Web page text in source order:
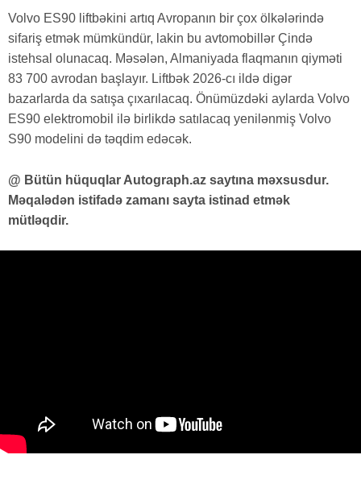
Volvo ES90 liftbəkini artıq Avropanın bir çox ölkələrində
sifariş etmək mümkündür, lakin bu avtomobillər Çində
istehsal olunacaq. Məsələn, Almaniyada flaqmanın qiyməti
83 700 avrodan başlayır. Liftbək 2026-cı ildə digər
bazarlarda da satışa çıxarılacaq. Önümüzdəki aylarda Volvo
ES90 elektromobil ilə birlikdə satılacaq yenilənmiş Volvo
S90 modelini də təqdim edəcək.
@ Bütün hüquqlar Autograph.az saytına məxsusdur.
Məqalədən istifadə zamanı sayta istinad etmək
mütləqdir.